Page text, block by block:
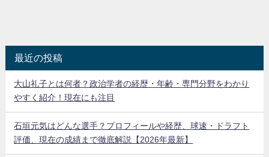
最近の投稿
大山礼子とは何者？政治学者の経歴・年齢・専門分野をわかり
やすく紹介！現在にも注目
石垣元気はどんな選手？プロフィールや経歴、球速・ドラフト
評価、現在の成績まで徹底解説【2026年最新】